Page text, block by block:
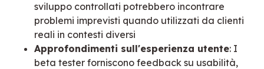
sviluppo controllati potrebbero incontrare
problemi imprevisti quando utilizzati da clienti
reali in contesti diversi
Approfondimenti sull'esperienza utente: I
beta tester forniscono feedback su usabilità,